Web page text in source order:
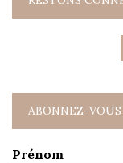
ABONNEZ-
Prénom